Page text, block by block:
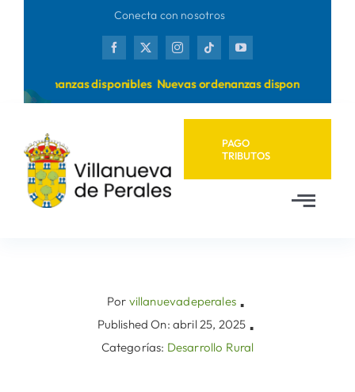
Conecta con nosotros
ordenanzas disponibles Nuevas ordenanzas disponibles
PAGO
TRIBUTOS
AyuntamientoPor villanuevadeperales ▪
Published On: abril 25, 2025 ▪
Categorías: Desarrollo Rural